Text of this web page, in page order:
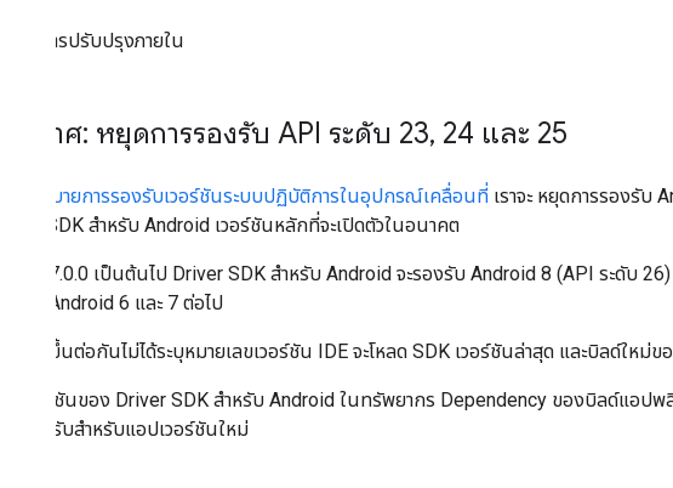
การปรับปรุงภายใน
ประกาศ: หยุดการรองรับ API ระดับ 23, 24 และ 25
นโยบายการรองรับเวอร์ชันระบบปฏิบัติการในอุปกรณ์เคลื่อนที่ เราจะ หยุดการรองรับ
Driver SDK สำหรับ Android เวอร์ชันหลักที่จะเปิดตัวในอนาคต
ตั้งแต่ v7.0.0 เป็นต้นไป Driver SDK สำหรับ Android จะรองรับ Android 8 (API ระดับ
รองรับ Android 6 และ 7 ต่อไป
หากการขึ้นต่อกันไม่ได้ระบุหมายเลขเวอร์ชัน IDE จะโหลด SDK เวอร์ชันล่าสุด และบิลด์ใหม่
ระบุเวอร์ชันของ Driver SDK สำหรับ Android ในทรัพยากร Dependency ของบิลด์แอ
ต่ำที่รองรับสำหรับแอปเวอร์ชันใหม่